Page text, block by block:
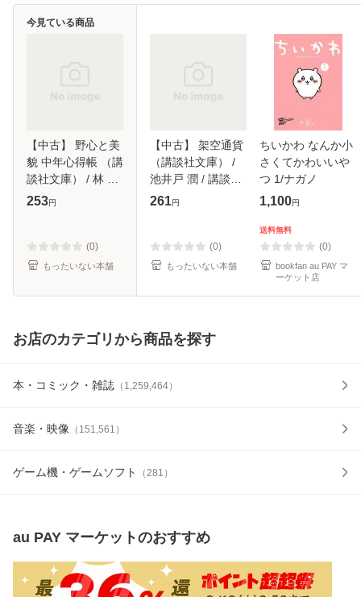
【中古】 野心と美
貌 中年心得帳 （講
談社文庫） / 林 真
理子 / 講談社 [文
253円
(0)
もったいない本舗
今見ている商品
【中古】 架空通貨
（講談社文庫） /
池井戸 潤 / 講談社
[文庫]【メール便送
261円
(0)
もったいない本舗
ちいかわ なんか小
さくてかわいいや
つ 1/ナガノ
1,100円
送料無料
(0)
bookfan au PAY マ
ーケット店
お店のカテゴリから商品を探す
本・コミック・雑誌 （ 1,259,464）
音楽・映像 （ 151,561 ）
ゲーム機・ゲームソフト （281 ）
au PAY マーケットのおすすめ